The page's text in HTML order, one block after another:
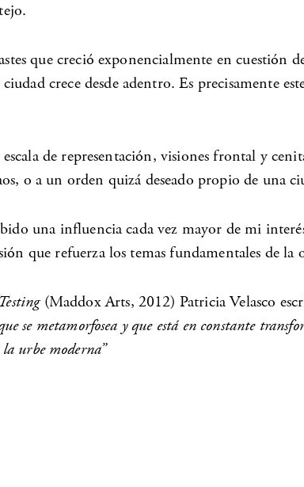
que creció exponencialmente en cuestión
crece desde adentro. Es precisamente
de representación, visiones frontal y
o a un orden quizá deseado propio de una
una influencia cada vez mayor de mi
que refuerza los temas fundamentales de la
(Maddox Arts, 2012) Patricia Velasco
metamorfosea y que está en constante
la urbe moderna”